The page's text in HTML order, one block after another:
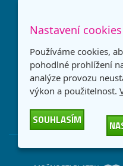
Nastavení cookies
Používáme cookies,
pohodlné prohlížení
analýze provozu
výkon a použitelnost.
SOUHLASÍM